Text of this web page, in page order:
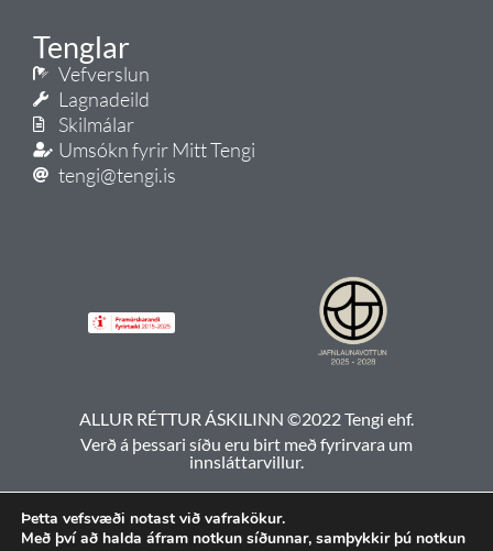
Tenglar
Vefverslun
Lagnadeild
Skilmálar
Umsókn fyrir Mitt Tengi
tengi@tengi.is
ALLUR RÉTTUR ÁSKILINN ©2022 Tengi ehf.
Verð á þessari síðu eru birt með fyrirvara um
innsláttarvillur.
Þetta vefsvæði notast við vafrakökur.
Með því að halda áfram notkun síðunnar, samþykkir þú notkun